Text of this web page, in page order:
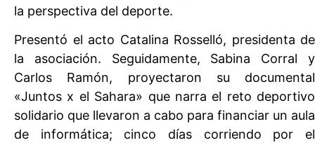
la perspectiva del deporte.
Presentó el acto Catalina Rosselló, presidenta de
la asociación. Seguidamente, Sabina Corral y
Carlos Ramón, proyectaron su documental
«Juntos x el Sahara» que narra el reto deportivo
solidario que llevaron a cabo para financiar un aula
de informática; cinco días corriendo por el